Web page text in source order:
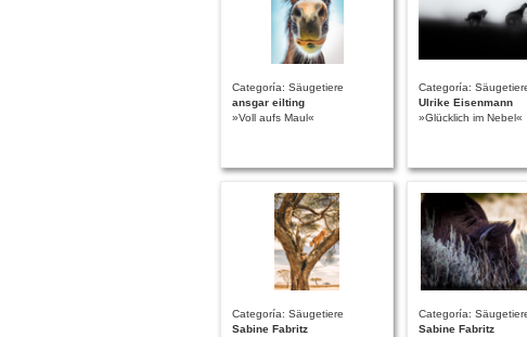
Categoría: Säugetiere
ansgar eilting
»Voll aufs Maul«
Categoría:
Ulrike Eisenmann
»Glücklich im Nebel«
Categoría: Säugetiere
Sabine Fabritz
Categoría:
Sabine Fabritz